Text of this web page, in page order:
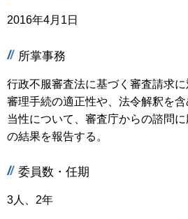
2016年4月1日
所掌事務
行政不服審査法に基づく審査請求
審理手続の適正性や、法令解釈を
当性について、審査庁からの諮問
の結果を報告する。
委員数・任期
3人、2年